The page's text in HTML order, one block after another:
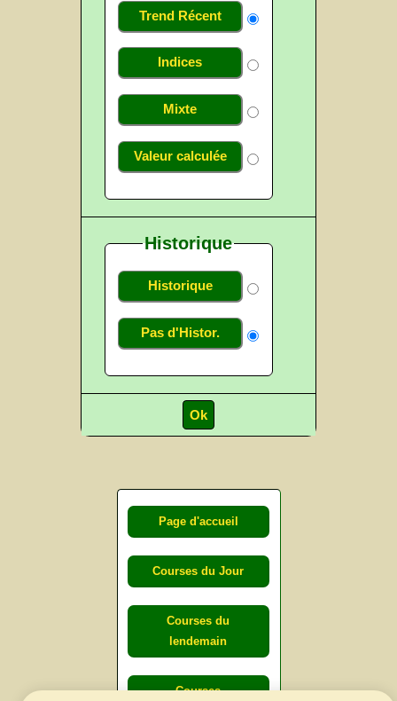
Trend Récent
Indices
Mixte
Valeur calculée
Historique
Historique
Pas d'Histor.
Page d'accueil
Courses du Jour
Courses du
lendemain
Courses